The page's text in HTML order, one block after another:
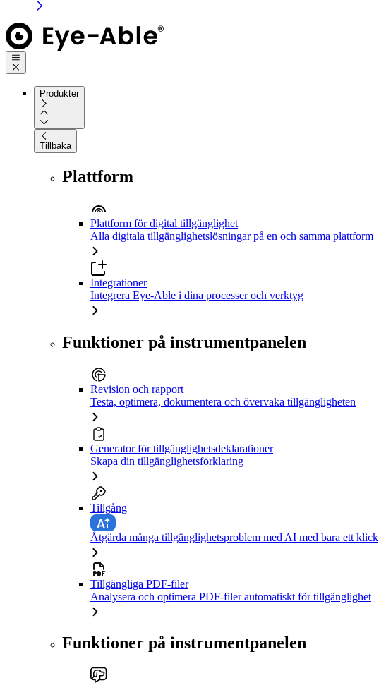
Produkter
Tillbaka
Plattform
Plattform för digital tillgänglighet
Alla digitala tillgänglighetslösningar på en och samma plattform
Integrationer
Integrera Eye-Able i dina processer och verktyg
Funktioner på instrumentpanelen
Revision och rapport
Testa, optimera, dokumentera och övervaka tillgängligheten
Generator för tillgänglighetsdeklarationer
Skapa din tillgänglighetsförklaring
Tillgång
Åtgärda många tillgänglighetsproblem med AI med bara ett klick
Tillgängliga PDF-filer
Analysera och optimera PDF-filer automatiskt för tillgänglighet
Funktioner på instrumentpanelen